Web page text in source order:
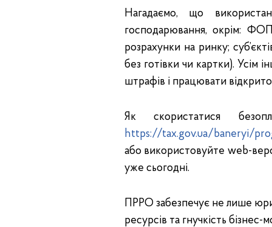
Нагадаємо, що
господарювання, окрім:
розрахунки на ринку;
без готівки чи картки).
штрафів і працювати
Як скористатися
https://tax.gov.ua/baneryi/
або використовуйте web-
уже сьогодні.
ПРРО забезпечує не лише
ресурсів та гнучкість